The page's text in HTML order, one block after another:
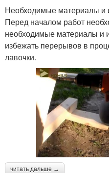
Необходимые материалы и
Перед началом работ
необходимые материалы и
избежать перерывов в
лавочки.
читать дальше →